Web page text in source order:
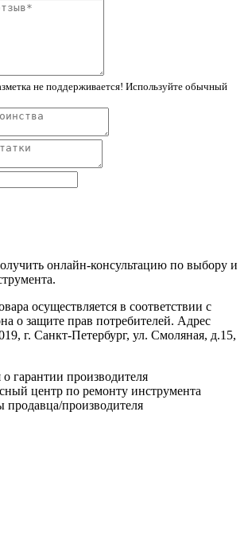
не поддерживается! Используйте обычный
онлайн-консультацию по выбору и
осуществляется в соответствии с
о защите прав потребителей. Адрес
г. Санкт-Петербург, ул. Смоляная, д.15,
гарантии производителя
центр по ремонту инструмента
продавца/производителя